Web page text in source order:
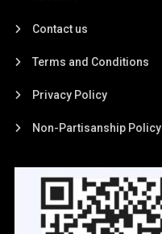
Contact us
Terms and Conditions
Privacy Policy
Non-Partisanship Policy